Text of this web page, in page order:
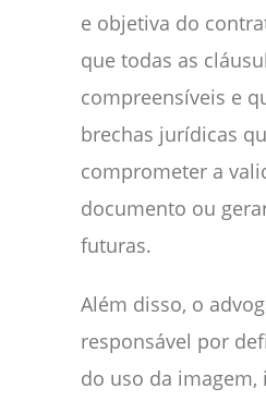
e objetiva do
que todas as
compreensíveis e
brechas jurídicas
comprometer a
documento ou
futuras.
Além disso, o
responsável por
do uso da imagem,